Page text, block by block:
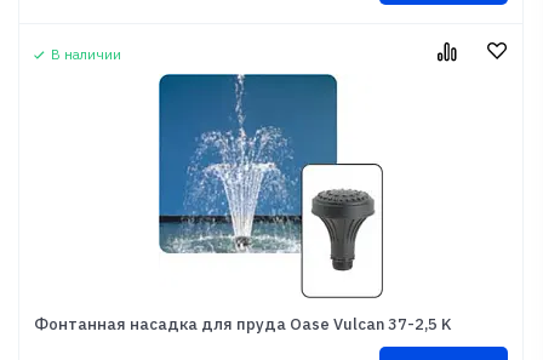
В наличии
Фонтанная насадка для пруда Oase Vulcan 37-2,5 K